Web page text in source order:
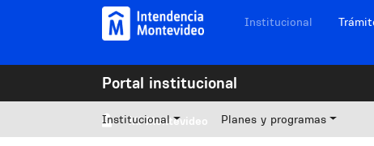
Pasar al contenido principal Navegación sitios
Institucional
Portal institucional
Mi Montevideo
Institucional Planes y programas